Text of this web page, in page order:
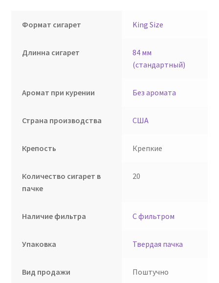
Формат сигарет King Size
Длинна сигарет
84 мм
(стандартный)
Аромат при курении Без аромата
Страна производства США
Крепость Крепкие
Количество сигарет в
пачке
20
Наличие фильтра С фильтром
Упаковка Твердая пачка
Вид продажи Поштучно